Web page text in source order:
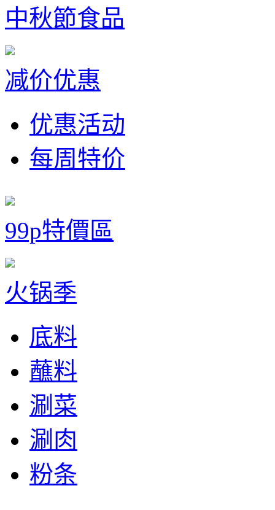
中秋節食品
减价优惠
优惠活动
每周特价
99p特價區
火锅季
底料
蘸料
涮菜
涮肉
粉条